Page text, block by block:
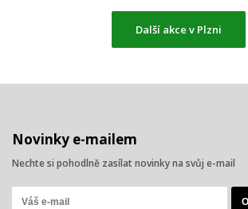
Další akce v Plzni
Novinky e-mailem
Nechte si pohodlně zasílat novinky na svůj e-mail